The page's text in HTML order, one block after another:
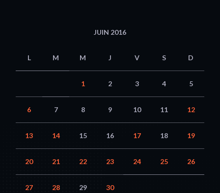
JUIN 2016
L M M J V S D
1 2 3 4 5
6 7 8 9 10 11 12
13 14 15 16 17 18 19
20 21 22 23 24 25 26
27 28 29 30